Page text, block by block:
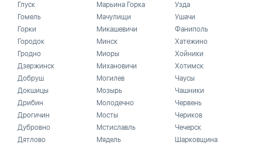
Глуск
Гомель
Горки
Городок
Гродно
Дзержинск
Добруш
Докшицы
Дрибин
Дрогичин
Дубровно
Дятлово
Марьина Горка
Мачулищи
Микашевичи
Минск
Миоры
Михановичи
Могилев
Мозырь
Молодечно
Мосты
Мстиславль
Мядель
Узда
Ушачи
Фаниполь
Хатежино
Хойники
Хотимск
Чаусы
Чашники
Червень
Чериков
Чечерск
Шарковщина